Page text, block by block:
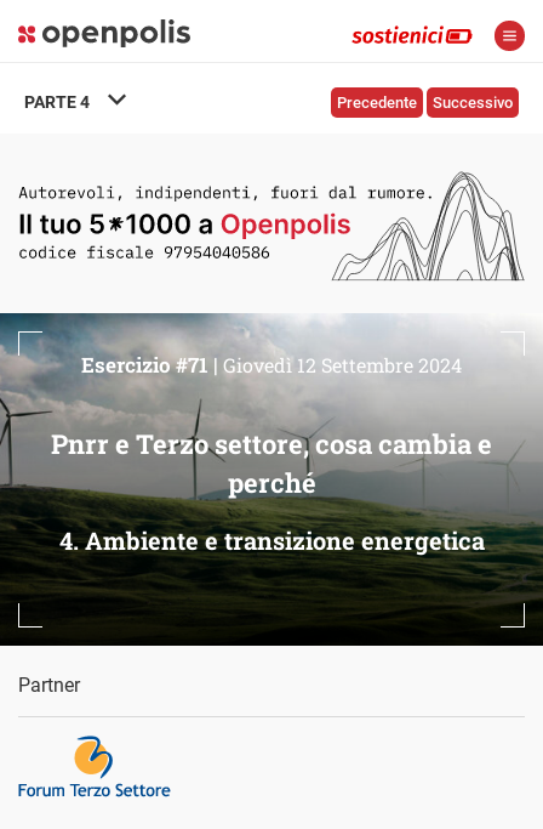
Precedente Successivo
PARTE4
Pnrr e Terzo settore, cosa cambia e
perché
4. Ambiente e transizione energetica
Esercizio #71 | Giovedì 12 Settembre 2024
Partner